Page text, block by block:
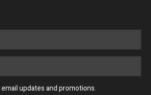
updates and promotions.